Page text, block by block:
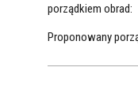
porządkiem obrad:
Proponowany